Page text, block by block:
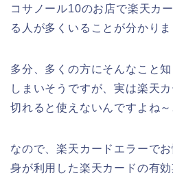
コサノール10のお店で楽天カ
る人が多くいることが分かりま
多分、多くの方にそんなこと
しまいそうですが、実は楽天
切れると使えないんですよね～
なので、楽天カードエラーで
身が利用した楽天カードの有効